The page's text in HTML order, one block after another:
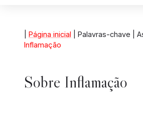
Página inicial | Palavras-chave |
Inflamação
Sobre Inflamação